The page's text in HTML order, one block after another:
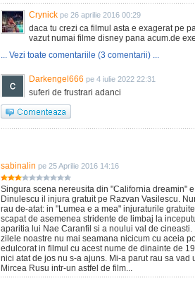
Crynick pe 26 aprilie 2016 00:29
daca tu crezi ca filmul asta e exagerat pe
vazut numai filme disney pana acum.de
... Vezi toate comentariile (3 comentarii) ...
Darkengel666 pe 4 iulie 2022 22:31
suferi de frustrari adanci
sabinalin pe 25 Aprilie 2016 14:16
Singura scena nereusita din "California dreamin"
Dinulescu il injura gratuit pe Razvan Vasilescu.
rau de-atat: in "Lumea e a mea" injuraturile
scapat de asemenea stridente de limbaj la
aparitia lui Nae Caranfil si a noului val de
zilele noastre nu mai seamana nicicum cu aceia
edulcorat in filmul cu acest nume de dinainte de
nici atat de jos nu s-a ajuns. Mi-a parut rau sa vad
Mircea Rusu intr-un astfel de film...